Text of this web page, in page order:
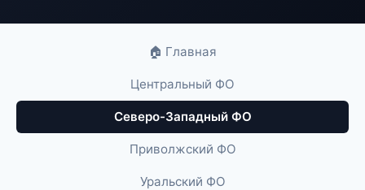
🏠 Главная
Центральный ФО
Северо-Западный ФО
Приволжский ФО
Уральский ФО